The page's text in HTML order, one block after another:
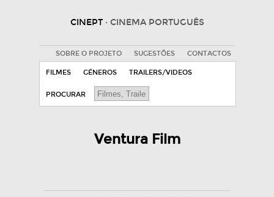
CINEPT · CINEMA PORTUGUÊS
SOBRE O PROJETO SUGESTÕES CONTACTOS
FILMES GÉNEROS TRAILERS/VIDEOS
PROCURAR
Ventura Film